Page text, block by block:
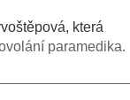
která
paramedika.